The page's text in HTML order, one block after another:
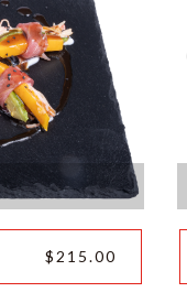
$215.00